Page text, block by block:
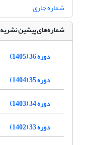
شماره جاری
شماره‌های پیشین نشریه
دوره 36 (1405)
دوره 35 (1404)
دوره 34 (1403)
دوره 33 (1402)